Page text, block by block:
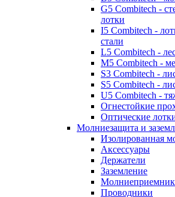
G5 Combitech -
лотки
I5 Combitech -
стали
L5 Combitech -
M5 Combitech -
S3 Combitech -
S5 Combitech -
U5 Combitech -
Огнестойкие
Оптические
Молниезащита и
Изолированная
Аксессуары
Держатели
Заземление
Проводники